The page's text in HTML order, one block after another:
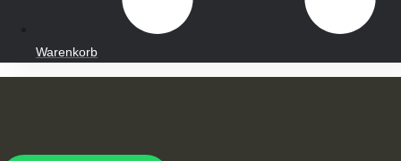
Warenkorb